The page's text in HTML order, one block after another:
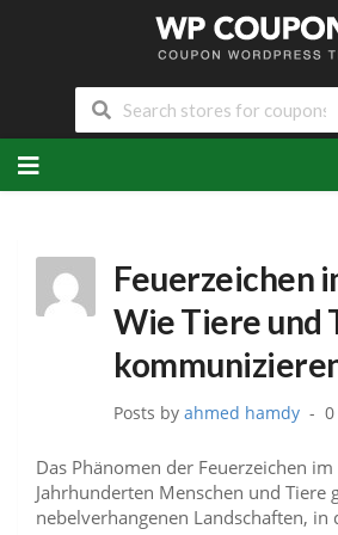
to
content
Feuerzeichen
Wie Tiere und
Posts by ahmed hamdy 0
Das Phänomen der Feuerzeichen
Jahrhunderten Menschen und Tiere
nebelverhangenen Landschaften, in